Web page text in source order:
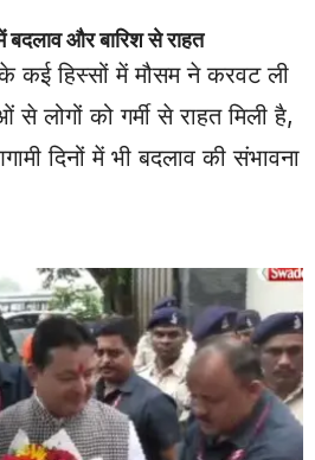
और बारिश से राहत
के कई हिस्सों में मौसम ने करवट ली
लोगों को गर्मी से राहत मिली है,
दिनों में भी बदलाव की संभावना